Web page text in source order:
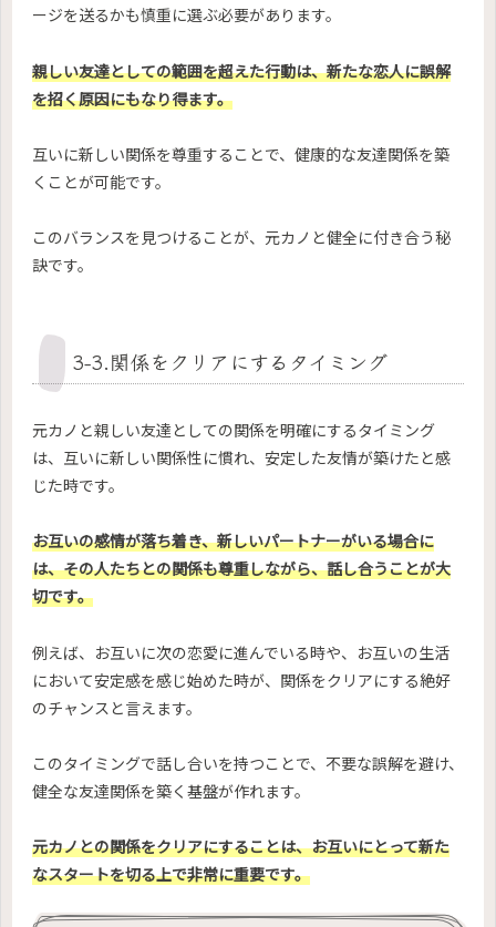
ージを送るかも慎重に選ぶ必要があります。
親しい友達としての範囲を超えた行動は、新たな恋人に誤解
を招く原因にもなり得ます。
互いに新しい関係を尊重することで、健康的な友達関係を築
くことが可能です。
このバランスを見つけることが、元カノと健全に付き合う秘
訣です。
3-3.関係をクリアにするタイミング
元カノと親しい友達としての関係を明確にするタイミング
は、互いに新しい関係性に慣れ、安定した友情が築けたと感
じた時です。
お互いの感情が落ち着き、新しいパートナーがいる場合に
は、その人たちとの関係も尊重しながら、話し合うことが大
切です。
例えば、お互いに次の恋愛に進んでいる時や、お互いの生活
において安定感を感じ始めた時が、関係をクリアにする絶好
のチャンスと言えます。
このタイミングで話し合いを持つことで、不要な誤解を避け、
健全な友達関係を築く基盤が作れます。
元カノとの関係をクリアにすることは、お互いにとって新た
なスタートを切る上で非常に重要です。